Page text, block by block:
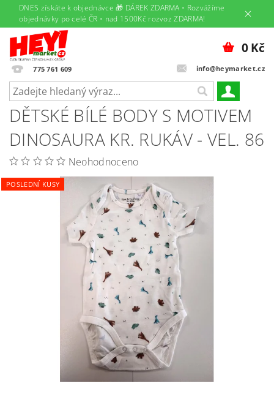
DNES získáte k objednávce 🎁 DÁREK ZDARMA • Rozvážíme
objednávky po celé ČR • nad 1500Kč rozvoz ZDARMA!
775 761 609 info@heymarket.cz
0 Kč
DĚTSKÉ BÍLÉ BODY S MOTIVEM
DINOSAURA KR. RUKÁV - VEL. 86
Neohodnoceno
POSLEDNÍ KUSY